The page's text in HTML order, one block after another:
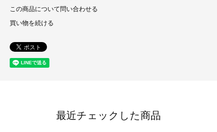
この商品について問い合わせる
買い物を続ける
最近チェックした商品